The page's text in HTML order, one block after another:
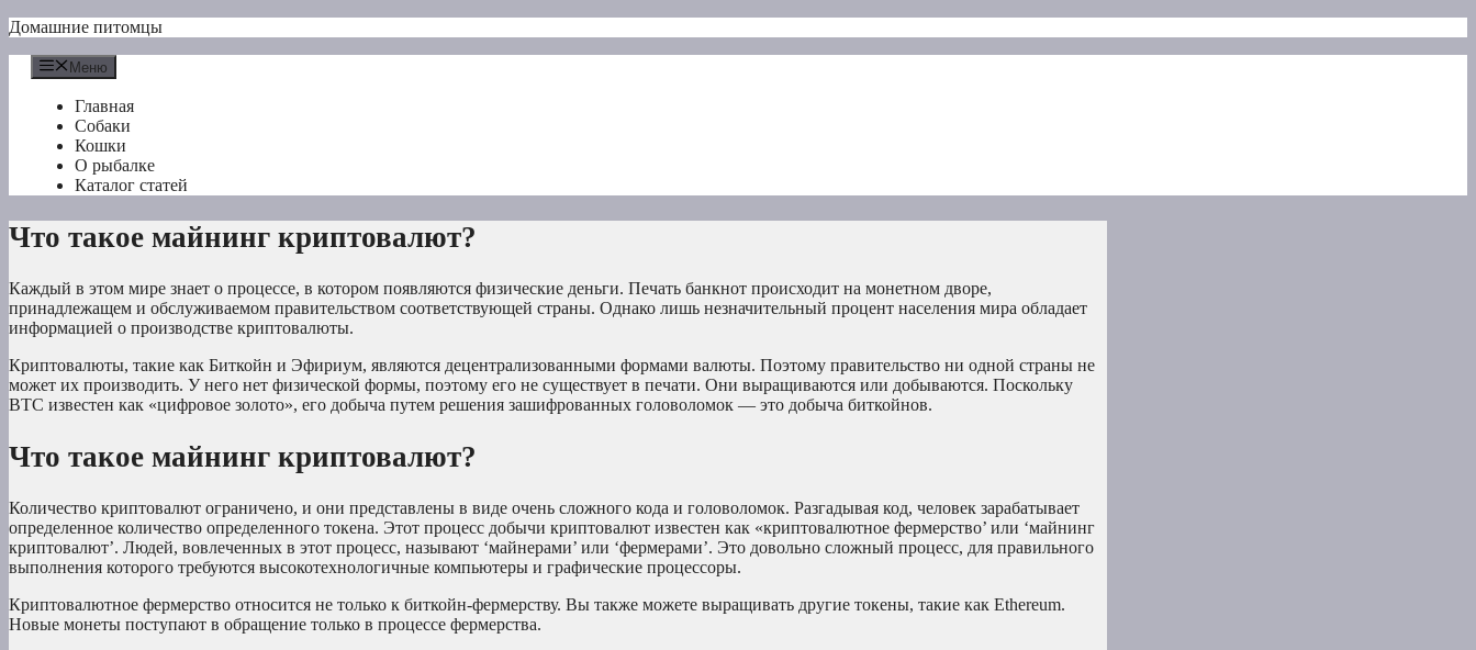
Перейти
содержимому
Домашние питомцы
Меню
Главная
Собаки
Кошки
О рыбалке
Каталог статей
Что такое майнинг криптовалют?
Каждый в этом мире знает о процессе, в котором появляются физические деньги. Печать банкнот происходит на монетном дворе,
принадлежащем и обслуживаемом правительством соответствующей страны. Однако лишь незначительный процент населения мира обладает
информацией о производстве криптовалюты.
Криптовалюты, такие как Биткойн и Эфириум, являются децентрализованными формами валюты. Поэтому правительство ни одной страны не
может их производить. У него нет физической формы, поэтому его не существует в печати. Они выращиваются или добываются. Поскольку
BTC известен как «цифровое золото», его добыча путем решения зашифрованных головоломок — это добыча биткойнов.
Что такое майнинг криптовалют?
Количество криптовалют ограничено, и они представлены в виде очень сложного кода и головоломок. Разгадывая код, человек зарабатывает
определенное количество определенного токена. Этот процесс добычи криптовалют известен как «криптовалютное фермерство’ или ‘майнинг
криптовалют’. Людей, вовлеченных в этот процесс, называют ‘майнерами’ или ‘фермерами’. Это довольно сложный процесс, для правильного
выполнения которого требуются высокотехнологичные компьютеры и графические процессоры.
Криптовалютное фермерство относится не только к биткойн-фермерству. Вы также можете выращивать другие токены, такие как Ethereum.
Новые монеты поступают в обращение только в процессе фермерства.